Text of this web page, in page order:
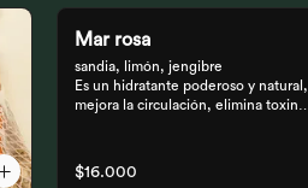
Mar rosa
sandia, limón, jengibre
Es un hidratante poderoso y natural,
mejora la circulación, elimina toxinas
$16.000